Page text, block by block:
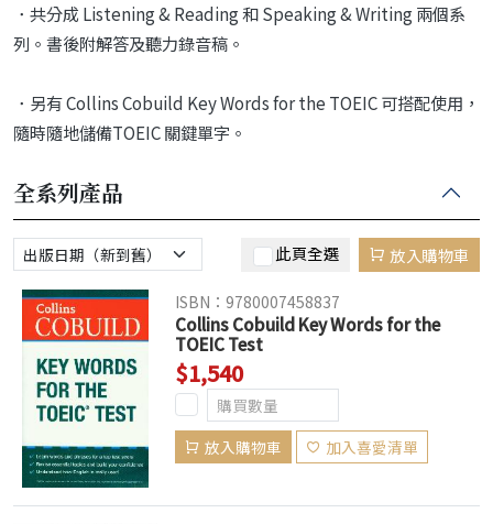
．共分成 Listening & Reading 和 Speaking & Writing 兩個系
列。書後附解答及聽力錄音稿。
．另有 Collins Cobuild Key Words for the TOEIC 可搭配使用，
隨時隨地儲備TOEIC 關鍵單字。
全系列產品
此頁全選 放入購物車
ISBN：9780007458837
Collins Cobuild Key Words for the
TOEIC Test
$1,540
放入購物車 加入喜愛清單